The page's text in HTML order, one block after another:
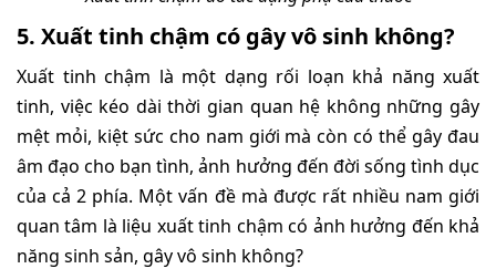
5. Xuất tinh chậm có gây vô sinh không?
Xuất tinh chậm là một dạng rối loạn khả năng xuất
tinh, việc kéo dài thời gian quan hệ không những gây
mệt mỏi, kiệt sức cho nam giới mà còn có thể gây đau
âm đạo cho bạn tình, ảnh hưởng đến đời sống tình dục
của cả 2 phía. Một vấn đề mà được rất nhiều nam giới
quan tâm là liệu xuất tinh chậm có ảnh hưởng đến khả
năng sinh sản, gây vô sinh không?